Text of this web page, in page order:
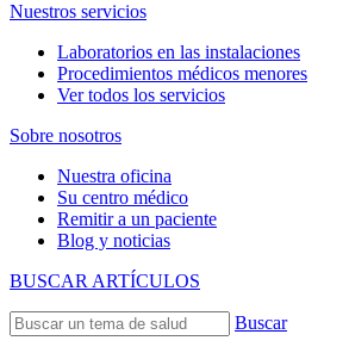
Nuestros servicios
Laboratorios en las instalaciones
Procedimientos médicos menores
Ver todos los servicios
Sobre nosotros
Nuestra oficina
Su centro médico
Remitir a un paciente
Blog y noticias
BUSCAR ARTÍCULOS
Buscar